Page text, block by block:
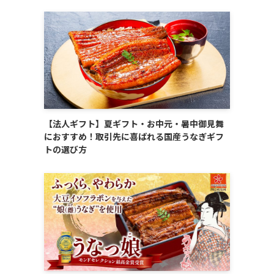
【法人ギフト】夏ギフト・お中元・暑中御見舞
におすすめ！取引先に喜ばれる国産うなぎギフ
トの選び方